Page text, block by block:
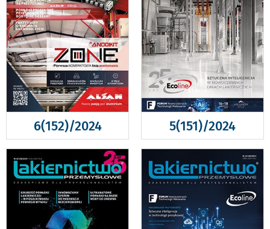
6(152)/2024 5(151)/2024